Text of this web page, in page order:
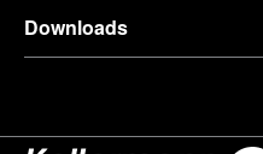
Downloads